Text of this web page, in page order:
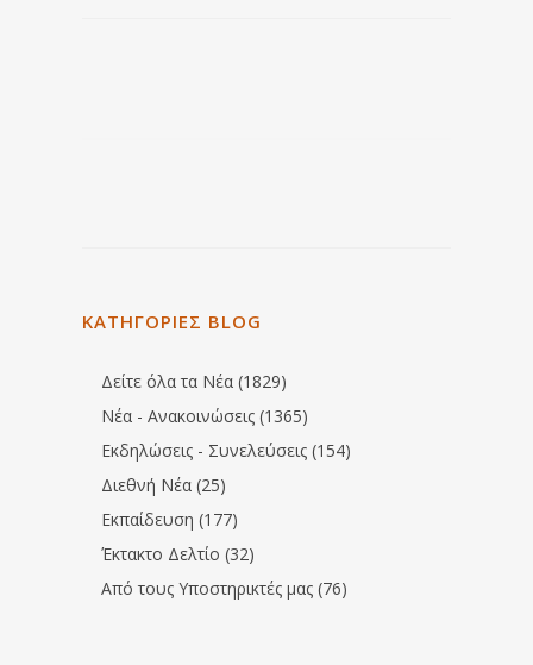
ΚΑΤΗΓΟΡΙΕΣ BLOG
Δείτε όλα τα Νέα (1829)
Νέα - Ανακοινώσεις (1365)
Εκδηλώσεις - Συνελεύσεις (154)
Διεθνή Νέα (25)
Εκπαίδευση (177)
Έκτακτο Δελτίο (32)
Από τους Υποστηρικτές μας (76)